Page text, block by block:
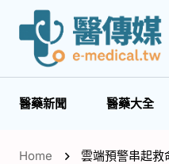
醫藥新聞 醫藥大全
Home 雲端預警串起